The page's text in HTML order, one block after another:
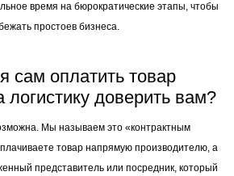
время на бюрократические этапы, чтобы
простоев бизнеса.
сам оплатить товар
логистику доверить вам?
Мы называем это «контрактным
товар напрямую производителю, а
представитель или посредник, который